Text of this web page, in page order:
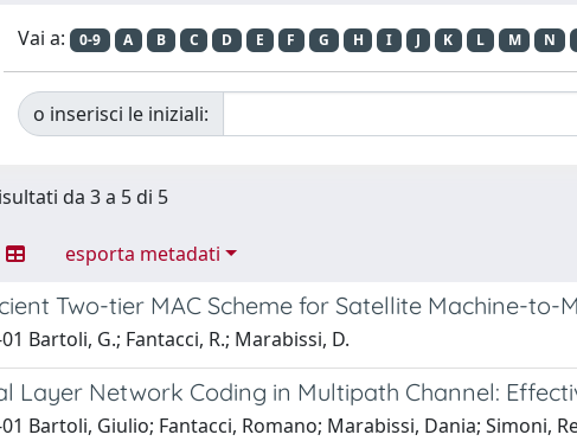
Vai a: 0-9 A B C D E F G H I J K L M N
o inserisci le iniziali:
da 3 a 5 di 5
esporta metadati
Two-tier MAC Scheme for Satellite Machine-to-
Bartoli, G.; Fantacci, R.; Marabissi, D.
Layer Network Coding in Multipath Channel:
Bartoli, Giulio; Fantacci, Romano; Marabissi, Dania; Simoni,